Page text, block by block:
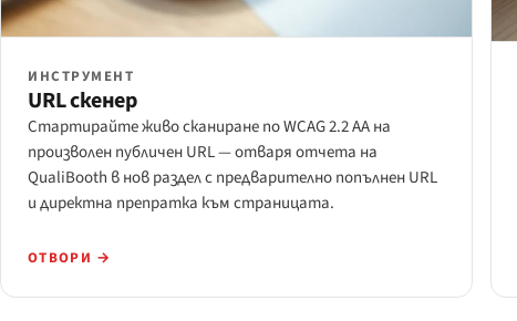
ИНСТРУМЕНТ
URL скенер
Стартирайте живо сканиране по WCAG 2.2 AA на
произволен публичен URL — отваря отчета на
QualiBooth в нов раздел с предварително попълнен URL
и директна препратка към страницата.
ОТВОРИ →